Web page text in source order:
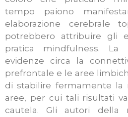
tempo paiono
elaborazione cerebrale
potrebbero attribuire gli
pratica mindfulness. La
evidenze circa la
prefrontale e le aree
di stabilire fermamente la
aree, per cui tali risultati
cautela. Gli autori della